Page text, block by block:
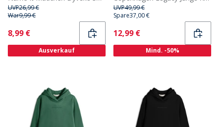
UVP26,99 €
War9,99 €
Current
8,99 €
Ausverkauf
UVP49,99 €
Spare37,00 €
Current
12,99 €
Mind. -50%